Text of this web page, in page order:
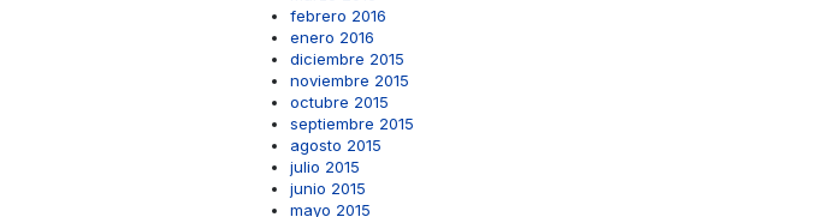
febrero 2016
enero 2016
diciembre 2015
noviembre 2015
octubre 2015
septiembre 2015
agosto 2015
julio 2015
junio 2015
mayo 2015